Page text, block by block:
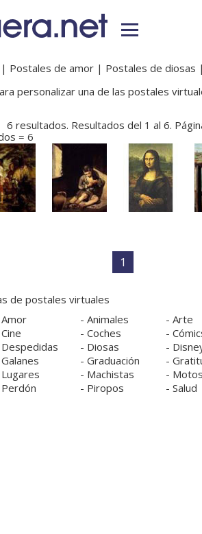
| Postales de amor | Postales de diosas
personalizar una de las postales
6 resultados. Resultados del 1 al 6.
= 6
1
de postales virtuales
Amor - Animales - Arte
Cine - Coches -
Despedidas - Diosas -
Galanes - Graduación -
Lugares - Machistas -
Perdón - Piropos - Salud